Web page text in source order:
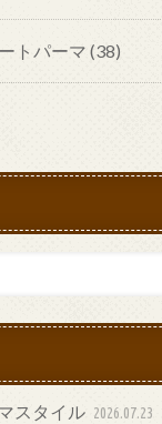
トパーマ (38)
スタイル 2026.07.23